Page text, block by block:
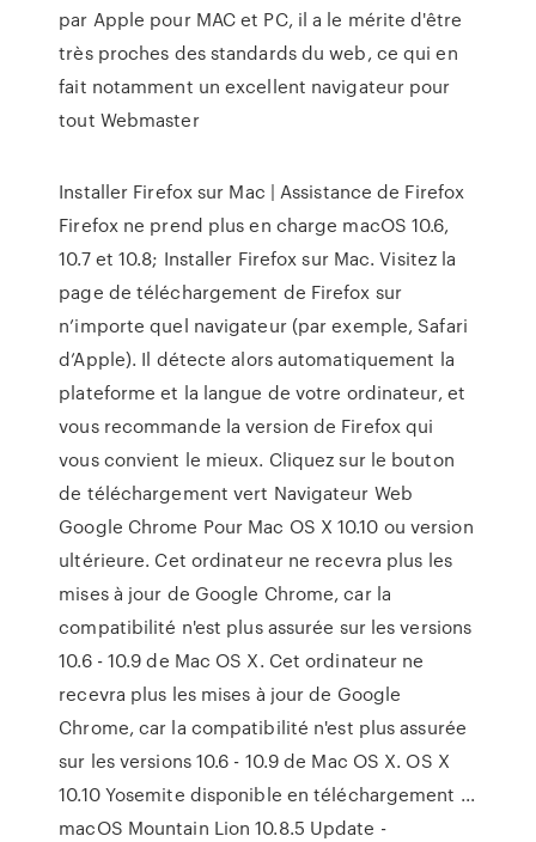
par Apple pour MAC et PC, il a le mérite d'être
très proches des standards du web, ce qui en
fait notamment un excellent navigateur pour
tout Webmaster
Installer Firefox sur Mac | Assistance de Firefox
Firefox ne prend plus en charge macOS 10.6,
10.7 et 10.8; Installer Firefox sur Mac. Visitez la
page de téléchargement de Firefox sur
n’importe quel navigateur (par exemple, Safari
d’Apple). Il détecte alors automatiquement la
plateforme et la langue de votre ordinateur, et
vous recommande la version de Firefox qui
vous convient le mieux. Cliquez sur le bouton
de téléchargement vert Navigateur Web
Google Chrome Pour Mac OS X 10.10 ou version
ultérieure. Cet ordinateur ne recevra plus les
mises à jour de Google Chrome, car la
compatibilité n'est plus assurée sur les versions
10.6 - 10.9 de Mac OS X. Cet ordinateur ne
recevra plus les mises à jour de Google
Chrome, car la compatibilité n'est plus assurée
sur les versions 10.6 - 10.9 de Mac OS X. OS X
10.10 Yosemite disponible en téléchargement ...
macOS Mountain Lion 10.8.5 Update -